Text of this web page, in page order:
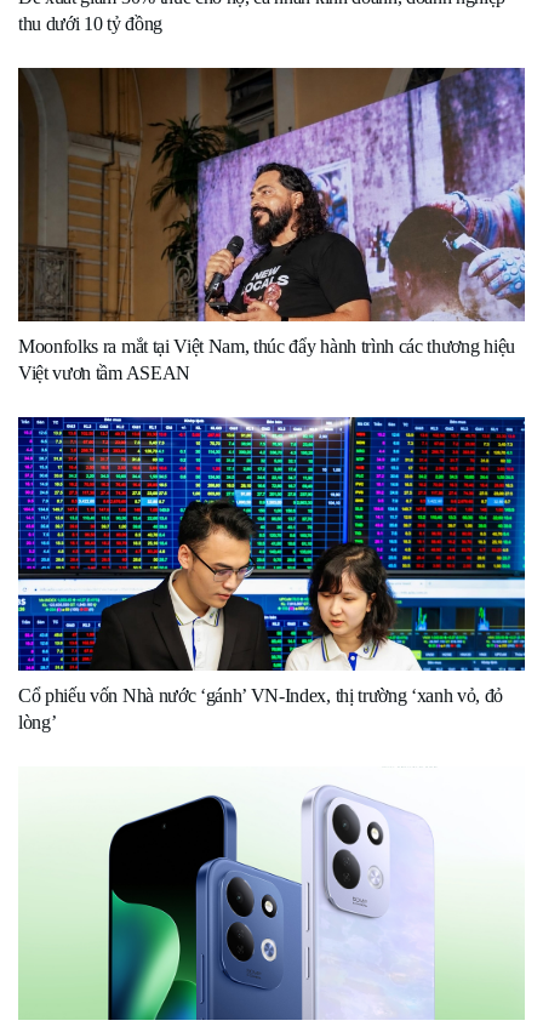
thu dưới 10 tỷ đồng
Moonfolks ra mắt tại Việt Nam, thúc đẩy hành trình các thương hiệu
Việt vươn tầm ASEAN
Cổ phiếu vốn Nhà nước ‘gánh’ VN-Index, thị trường ‘xanh vỏ, đỏ
lòng’